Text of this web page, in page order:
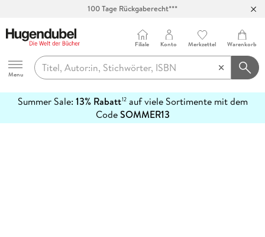
100 Tage Rückgaberecht***
Hugendubel
Menu
Filiale Konto Merkzettel Warenkorb
Summer Sale: 13% Rabatt12auf viele Sortimente mit dem
CodeSOMMER13
erfahren